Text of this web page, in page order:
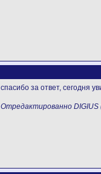
спасибо за ответ, сегодня
Отредактированно DIGIUS